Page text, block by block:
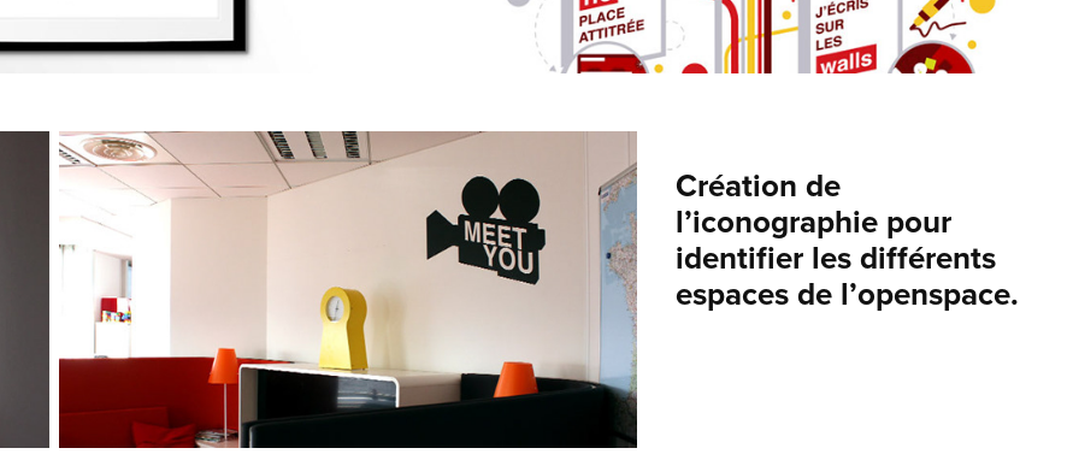
Création de
l’iconographie pour
identifier les différents
espaces de l’openspace.